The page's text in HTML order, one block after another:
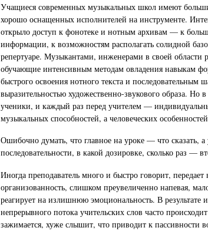
Учащиеся современных музыкальных школ имеют
хорошо оснащенных исполнителей на инструменте.
открыло доступ к фонотеке и нотным архивам — к
информации, к возможностям располагать солидной
репертуаре. Музыкантами, инженерами в своей области
обучающие интенсивным методам овладения навыкам
быстрого освоения нотного текста и последовательным
выразительностью художественно-звукового образа. Но
ученики, и каждый раз перед учителем —
музыкальных способностей, а человеческих
Ошибочно думать, что главное на уроке — что сказать,
последовательности, в какой дозировке, сколько раз —
Иногда преподаватель много и быстро говорит,
организованность, слишком преувеличенно напевая,
реагирует на излишнюю эмоциональность. В результате
непрерывного потока учительских слов часто
зажимается, хуже слышит, что приводит к пассивности